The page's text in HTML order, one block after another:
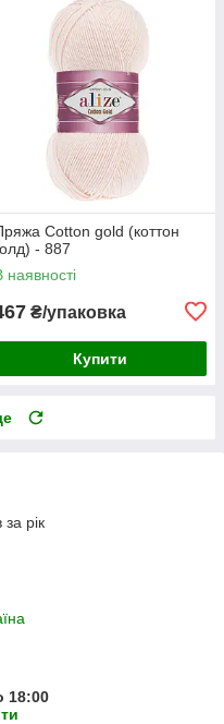
Cotton gold (коттон
- 887
наявності
₴/упаковка
Купити
рік
18:00